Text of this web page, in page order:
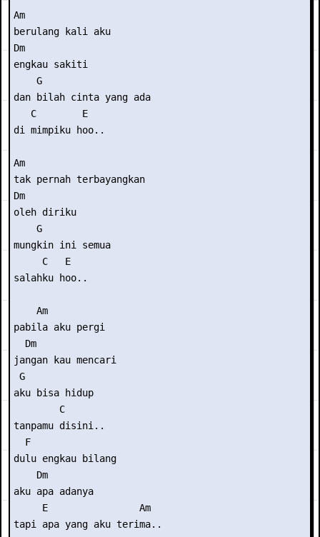
Am
berulang kali aku
Dm
engkau sakiti
    G
dan bilah cinta yang ada
   C        E
di mimpiku hoo..
Am
tak pernah terbayangkan
Dm
oleh diriku
    G
mungkin ini semua
     C   E
salahku hoo..
    Am
pabila aku pergi
  Dm
jangan kau mencari
G
aku bisa hidup
        C
tanpamu disini..
  F
dulu engkau bilang
    Dm
aku apa adanya
     E                Am
tapi apa yang aku terima..